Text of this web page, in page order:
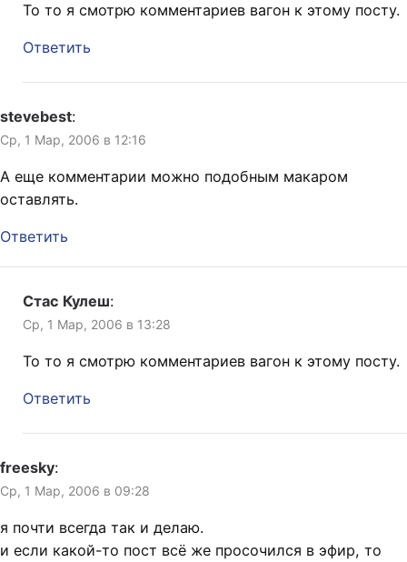
То то я смотрю комментариев вагон к этому посту.
Ответить
stevebest:
Ср, 1 Мар, 2006 в 12:16
А еще комментарии можно подобным макаром
оставлять.
Ответить
Стас Кулеш:
Ср, 1 Мар, 2006 в 13:28
То то я смотрю комментариев вагон к этому посту.
Ответить
freesky:
Ср, 1 Мар, 2006 в 09:28
я почти всегда так и делаю.
и если какой-то пост всё же просочился в эфир, то